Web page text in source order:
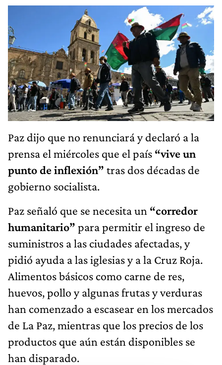
Paz dijo que no renunciará y declaró a la
prensa el miércoles que el país “vive un
punto de inflexión” tras dos décadas de
gobierno socialista.
Paz señaló que se necesita un “corredor
humanitario” para permitir el ingreso de
suministros a las ciudades afectadas, y
pidió ayuda a las iglesias y a la Cruz Roja.
Alimentos básicos como carne de res,
huevos, pollo y algunas frutas y verduras
han comenzado a escasear en los mercados
de La Paz, mientras que los precios de los
productos que aún están disponibles se
han disparado.